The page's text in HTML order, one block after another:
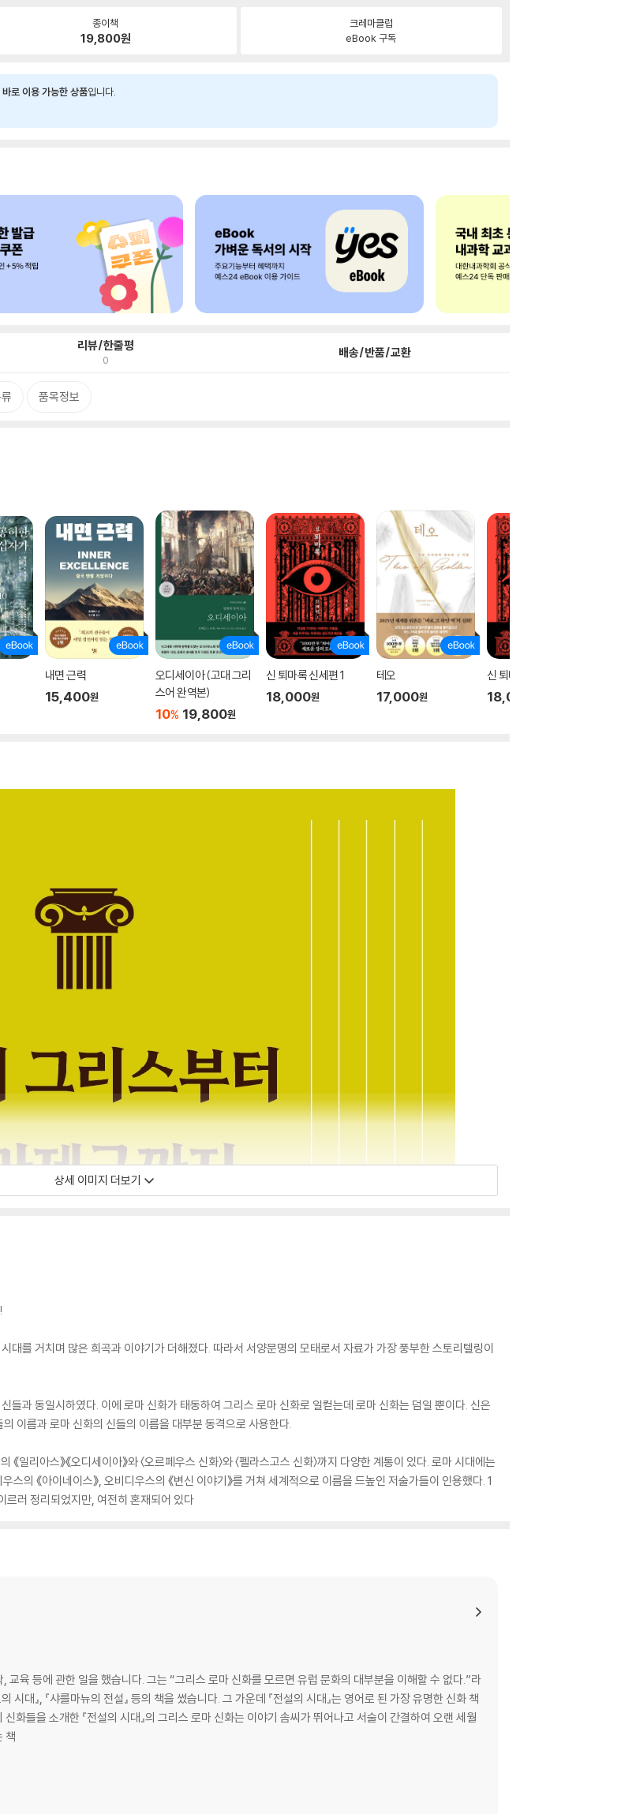
종이책
19,800원
크레마클럽
eBook 구독
로 이용 가능한 상품입니다.
리뷰/한줄평
0 배송/반품/교환
품목정보
내면 근력
15,400원
오디세이아 (고대 그리
스어 완역본)
10% 19,800원
신 퇴마록 신세편 1
18,000원
테오
17,000원
신 퇴마록 신세편 3
18,000
상세 이미지 더보기
대를 거치며 많은 희곡과 이야기가 더해졌다. 따라서 서양문명의 모태로서 자료가 가장 풍부한 스토리텔링이
들과 동일시하였다. 이에 로마 신화가 태동하여 그리스 로마 신화로 일컫는데 로마 신화는 덤일 뿐이다. 신은
이름과 로마 신화의 신들의 이름을 대부분 동격으로 사용한다.
일리아스》《오디세이아》와 〈오르페우스 신화〉와 〈펠라스고스 신화〉까지 다양한 계통이 있다. 로마 시대에는
스의 《아이네이스》, 오비디우스의 《변신 이야기》를 거쳐 세계적으로 이름을 드높인 저술가들이 인용했다. 1
르러 정리되었지만, 여전히 혼재되어 있다
육 등에 관한 일을 했습니다. 그는 “그리스 로마 신화를 모르면 유럽 문화의 대부분을 이해할 수 없다.”라
시대』, 『샤를마뉴의 전설』 등의 책을 썼습니다. 그 가운데 『전설의 시대』는 영어로 된 가장 유명한 신화 책
화들을 소개한 『전설의 시대』의 그리스 로마 신화는 이야기 솜씨가 뛰어나고 서술이 간결하여 오랜 세월
책